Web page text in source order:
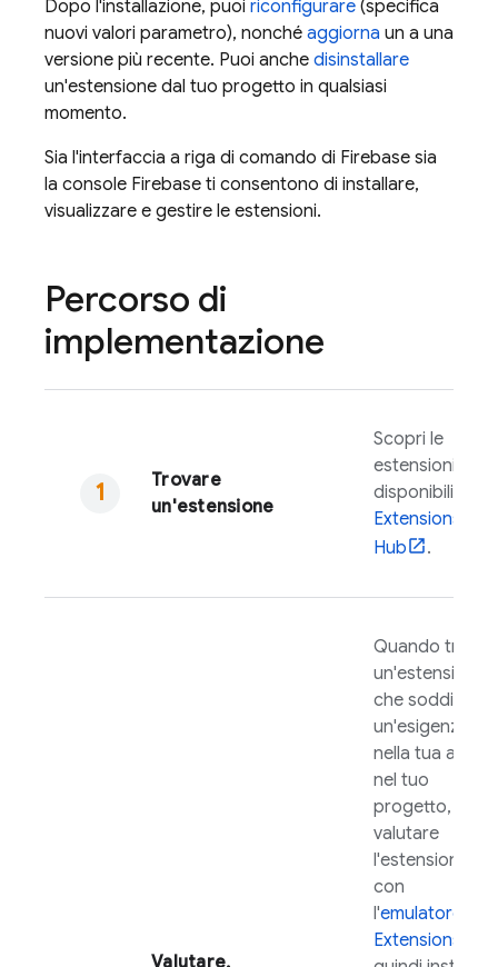
Dopo l'installazione, puoi riconfigurare (specifica
nuovi valori parametro), nonché aggiorna un a una
versione più recente. Puoi anche disinstallare
un'estensione dal tuo progetto in qualsiasi
momento.
Sia l'interfaccia a riga di comando di Firebase sia
la console Firebase ti consentono di installare,
visualizzare e gestire le estensioni.
Percorso di
implementazione
Trovare
un'estensione
Scopri le
estensioni
disponibili in
Extensions
Hub
.
Valutare,
Quando trovi
un'estensione
che soddisfa
un'esigenza
nella tua app o
nel tuo
progetto, puoi
valutare
l'estensione
con
l'emulatore
Extensions